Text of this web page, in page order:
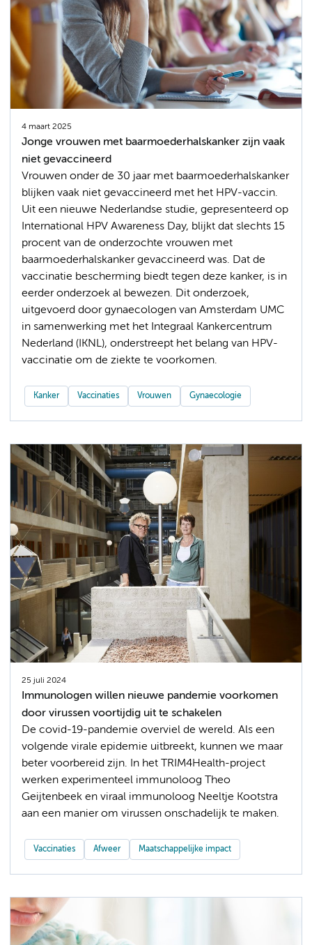
4 maart 2025
Jonge vrouwen met baarmoederhalskanker zijn vaak
niet gevaccineerd
Vrouwen onder de 30 jaar met baarmoederhalskanker
blijken vaak niet gevaccineerd met het HPV-vaccin.
Uit een nieuwe Nederlandse studie, gepresenteerd op
International HPV Awareness Day, blijkt dat slechts 15
procent van de onderzochte vrouwen met
baarmoederhalskanker gevaccineerd was. Dat de
vaccinatie bescherming biedt tegen deze kanker, is in
eerder onderzoek al bewezen. Dit onderzoek,
uitgevoerd door gynaecologen van Amsterdam UMC
in samenwerking met het Integraal Kankercentrum
Nederland (IKNL), onderstreept het belang van HPV-
vaccinatie om de ziekte te voorkomen.
Kanker Vaccinaties Vrouwen Gynaecologie
25 juli 2024
Immunologen willen nieuwe pandemie voorkomen
door virussen voortijdig uit te schakelen
De covid-19-pandemie overviel de wereld. Als een
volgende virale epidemie uitbreekt, kunnen we maar
beter voorbereid zijn. In het TRIM4Health-project
werken experimenteel immunoloog Theo
Geijtenbeek en viraal immunoloog Neeltje Kootstra
aan een manier om virussen onschadelijk te maken.
Vaccinaties Afweer Maatschappelijke impact